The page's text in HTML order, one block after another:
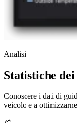
Analisi
Statistiche
Conoscere i dati di
veicolo e a